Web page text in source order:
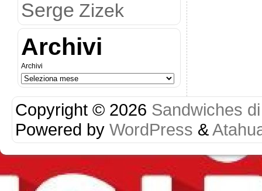
Serge Zizek
Archivi
Archivi
Copyright © 2026 Sandwiches
Powered by WordPress &